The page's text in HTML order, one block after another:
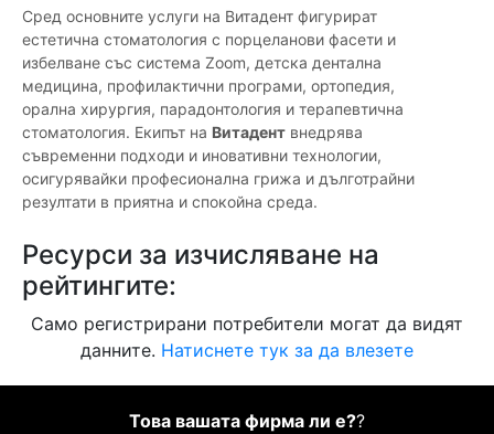
Сред основните услуги на Витадент фигурират
естетична стоматология с порцеланови фасети и
избелване със система Zoom, детска дентална
медицина, профилактични програми, ортопедия,
орална хирургия, парадонтология и терапевтична
стоматология. Екипът на Витадент внедрява
съвременни подходи и иновативни технологии,
осигурявайки професионална грижа и дълготрайни
резултати в приятна и спокойна среда.
Ресурси за изчисляване на
рейтингите:
Само регистрирани потребители могат да видят
данните. Натиснете тук за да влезете
Това вашата фирма ли е??